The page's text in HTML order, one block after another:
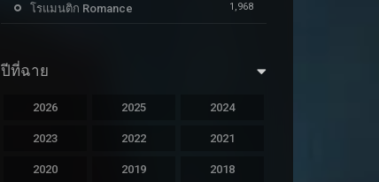
โรแมนติก Romance 1,968
ปีที่ฉาย
2026 2025 2024
2023 2022 2021
2020 2019 2018